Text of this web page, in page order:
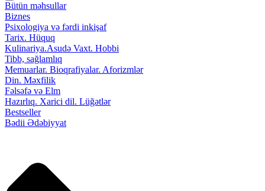
Bütün məhsullar
Biznes
Psixologiya və fərdi inkişaf
Tarix. Hüquq
Kulinariya.Asudə Vaxt. Hobbi
Tibb, sağlamlıq
Memuarlar. Bioqrafiyalar. Aforizmlər
Din. Məxfilik
Fəlsəfə və Elm
Hazırlıq. Xarici dil. Lüğətlər
Bestseller
Bədii Ədəbiyyat